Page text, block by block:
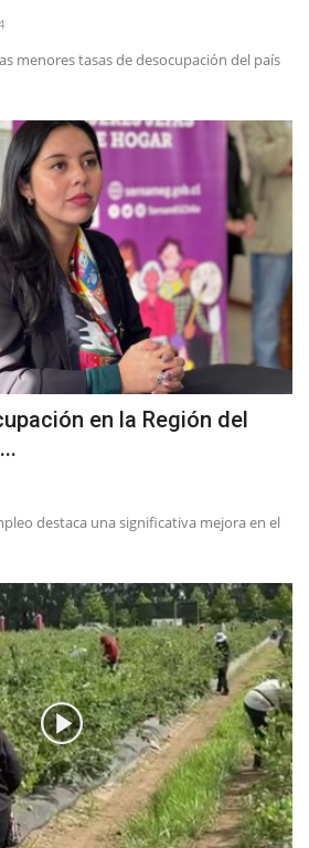
menores tasas de desocupación del país
en la Región del
destaca una significativa mejora en el